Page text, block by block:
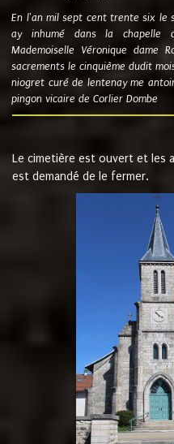
En l'an mil sept cent trente six le
ay inhumé dans la chapelle
Mademoiselle Véronique dame
sacrements le cinquième dudit
niogret curé de lentenay me
pingon vicaire de Corlier Dombe
Le cimetière est ouvert et les
est demandé de le fermer.